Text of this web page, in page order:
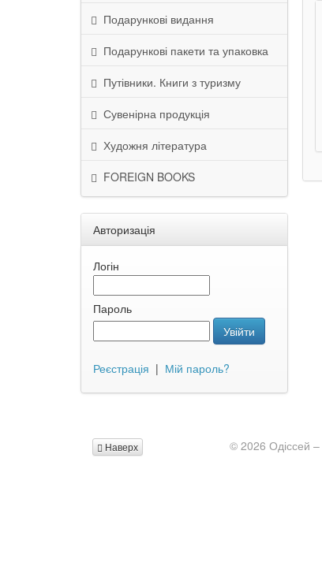
Подарункові видання
Подарункові пакети та упаковка
Путівники. Книги з туризму
Сувенірна продукція
Художня література
FOREIGN BOOKS
Авторизація
Логін
Пароль
Увійти
Реєстрація | Мій пароль?
Наверх © 2026 Одіссей –